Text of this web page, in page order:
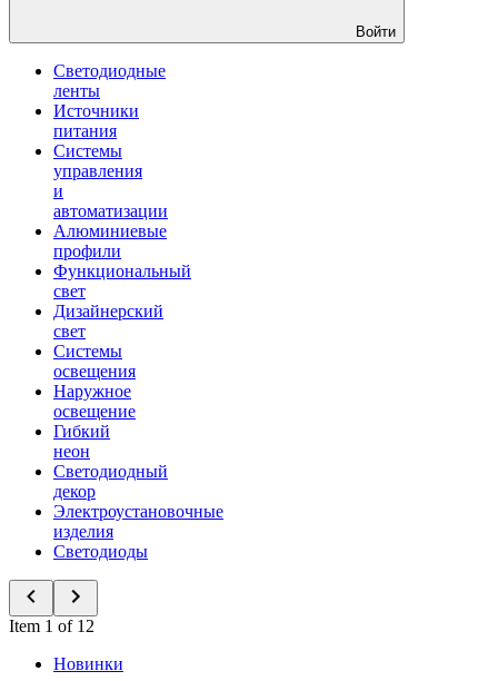
Войти
Светодиодные
ленты
Источники
питания
Системы
управления
и
автоматизации
Алюминиевые
профили
Функциональный
свет
Дизайнерский
свет
Системы
освещения
Наружное
освещение
Гибкий
неон
Светодиодный
декор
Электроустановочные
изделия
Светодиоды
Item 1 of 12
Новинки